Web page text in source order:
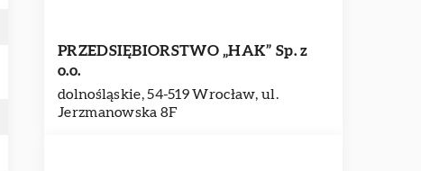
PRZEDSIĘBIORSTWO „HAK” Sp. z
o.o.
dolnośląskie, 54-519 Wrocław, ul.
Jerzmanowska 8F